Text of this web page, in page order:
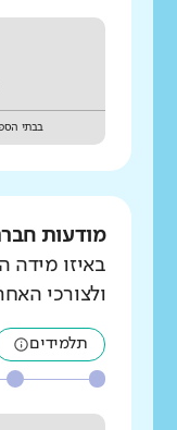
בבתי
מודעות
באיזו מידה
ולצורכי
תלמידים